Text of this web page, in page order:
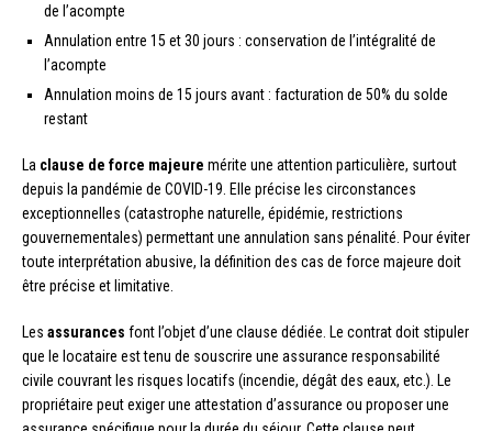
de l’acompte
Annulation entre 15 et 30 jours : conservation de l’intégralité de
l’acompte
Annulation moins de 15 jours avant : facturation de 50% du solde
restant
La clause de force majeure mérite une attention particulière, surtout
depuis la pandémie de COVID-19. Elle précise les circonstances
exceptionnelles (catastrophe naturelle, épidémie, restrictions
gouvernementales) permettant une annulation sans pénalité. Pour éviter
toute interprétation abusive, la définition des cas de force majeure doit
être précise et limitative.
Les assurances font l’objet d’une clause dédiée. Le contrat doit stipuler
que le locataire est tenu de souscrire une assurance responsabilité
civile couvrant les risques locatifs (incendie, dégât des eaux, etc.). Le
propriétaire peut exiger une attestation d’assurance ou proposer une